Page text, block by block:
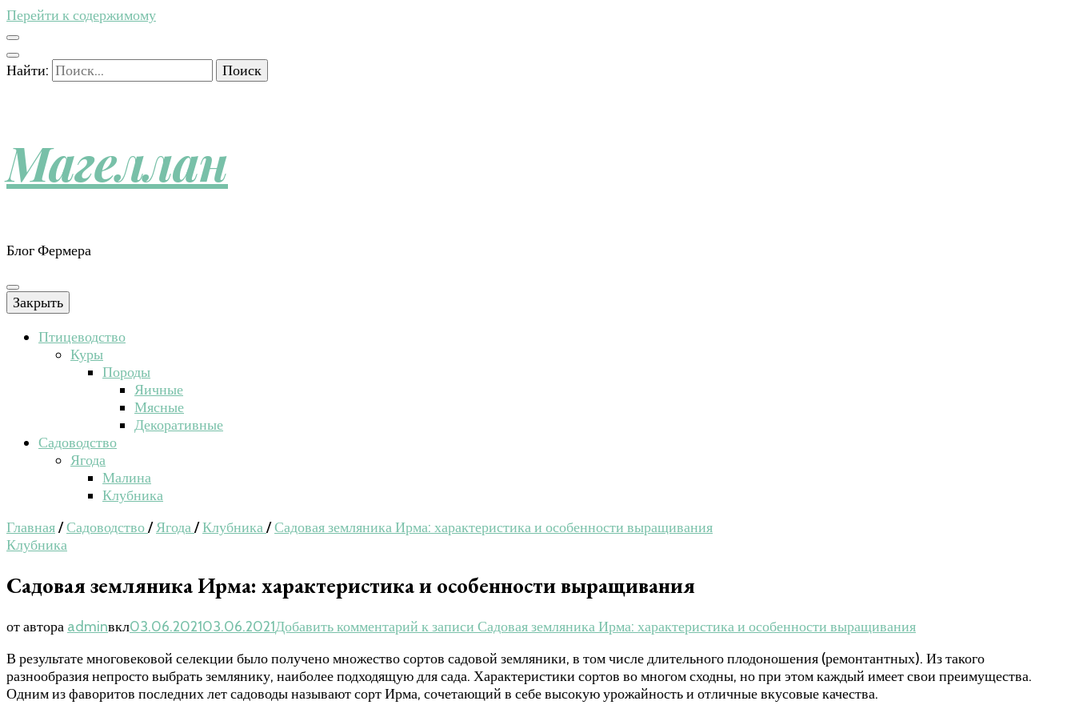
Перейти к содержимому
Найти:
Магеллан
Блог Фермера
Закрыть
Птицеводство
Куры
Породы
Яичные
Мясные
Декоративные
Садоводство
Ягода
Малина
Клубника
Главная/Садоводство/Ягода/Клубника/Садовая земляника Ирма: характеристика и особенности выращивания
Клубника
Садовая земляника Ирма: характеристика и особенности выращивания
от автора adminвкл03.06.202103.06.2021Добавить комментарий к записи Садовая земляника Ирма: характеристика и особенности выращивания
В результате многовековой селекции было получено множество сортов садовой земляники, в том числе длительного плодоношения (ремонтантных). Из такого
разнообразия непросто выбрать землянику, наиболее подходящую для сада. Характеристики сортов во многом сходны, но при этом каждый имеет свои преимущества.
Одним из фаворитов последних лет садоводы называют сорт Ирма, сочетающий в себе высокую урожайность и отличные вкусовые качества.